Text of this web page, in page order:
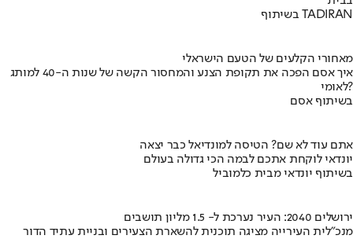
בשיתוף TADIRAN
מאחורי הקלעים של הטעם הישראלי
איך אסם הפכה את תקופת הצנע והמחסור הקשה של שנות ה-40 למותג
לאומי?
בשיתוף אסם
אתם עוד לא שם? הטיסה למונדיאל כבר יצאה
יונדאי לוקחת אתכם לבמה הכי גדולה בעולם
בשיתוף יונדאי מבית כלמוביל
ירושלים 2040: העיר נערכת ל- 1.5 מליון תושבים
מנכ"לית העירייה מציגה תוכנית להשארת הצעירים ובניית עתיד הדור